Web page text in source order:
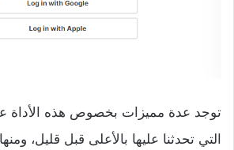
توجد عدة مميزات بخصوص هذه الأداة
التي تحدثنا عليها بالأعلى قبل قليل،